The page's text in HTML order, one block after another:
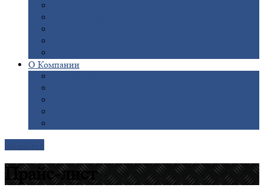
О Компании
Прайс-лист